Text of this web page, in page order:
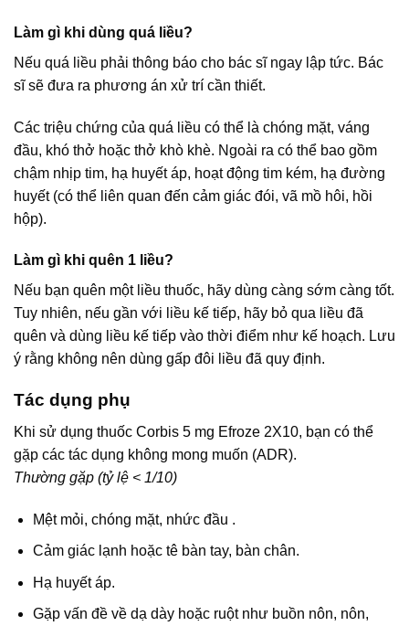
Làm gì khi dùng quá liều?
Nếu quá liều phải thông báo cho bác sĩ ngay lập tức. Bác
sĩ sẽ đưa ra phương án xử trí cần thiết.
Các triệu chứng của quá liều có thể là chóng mặt, váng
đầu, khó thở hoặc thở khò khè. Ngoài ra có thể bao gồm
chậm nhịp tim, hạ huyết áp, hoạt động tim kém, hạ đường
huyết (có thể liên quan đến cảm giác đói, vã mồ hôi, hồi
hộp).
Làm gì khi quên 1 liều?
Nếu bạn quên một liều thuốc, hãy dùng càng sớm càng tốt.
Tuy nhiên, nếu gần với liều kế tiếp, hãy bỏ qua liều đã
quên và dùng liều kế tiếp vào thời điểm như kế hoạch. Lưu
ý rằng không nên dùng gấp đôi liều đã quy định.
Tác dụng phụ
Khi sử dụng thuốc Corbis 5 mg Efroze 2X10, bạn có thể
gặp các tác dụng không mong muốn (ADR).
Thường gặp (tỷ lệ < 1/10)
Mệt mỏi, chóng mặt, nhức đầu .
Cảm giác lạnh hoặc tê bàn tay, bàn chân.
Hạ huyết áp.
Gặp vấn đề về dạ dày hoặc ruột như buồn nôn, nôn,